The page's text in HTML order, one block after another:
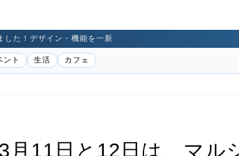
した！デザイン・機能を一新
ント 生活 カフェ
月11日と12日は、マル